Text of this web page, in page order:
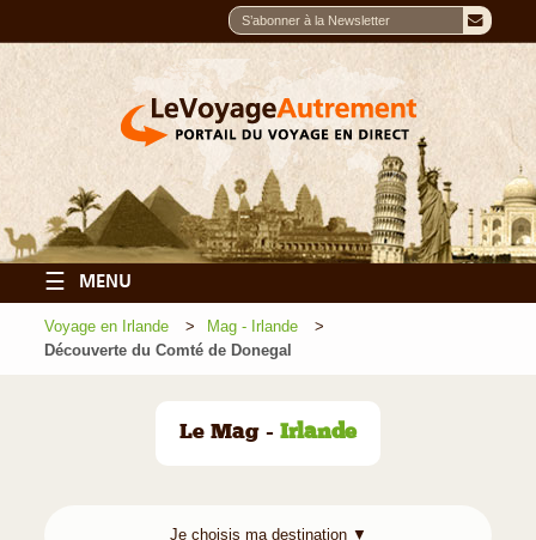
☰ MENU
Voyage en Irlande
Mag - Irlande
Découverte du Comté de Donegal
Le Mag - Irlande